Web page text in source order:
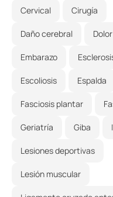
Cervical Cirugía
Daño cerebral
Embarazo
Escoliosis Espalda
Fasciosis plantar
Geriatría Giba
Lesiones deportivas
Lesión muscular